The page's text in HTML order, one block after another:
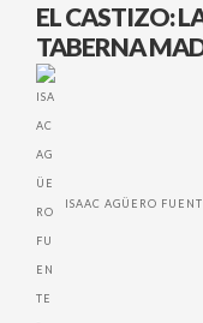
EL CASTIZO:
TABERNA
ISAAC AGÜERO